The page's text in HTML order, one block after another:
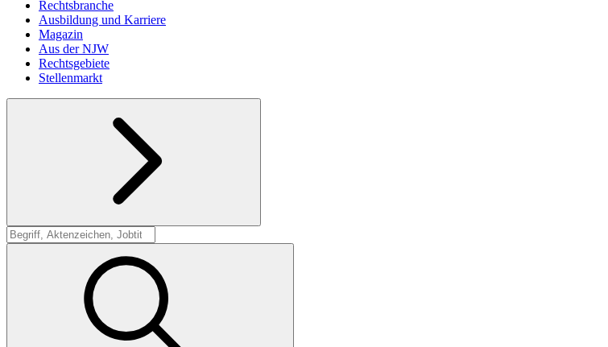
Rechtsbranche
Ausbildung und Karriere
Magazin
Aus der NJW
Rechtsgebiete
Stellenmarkt
Suche